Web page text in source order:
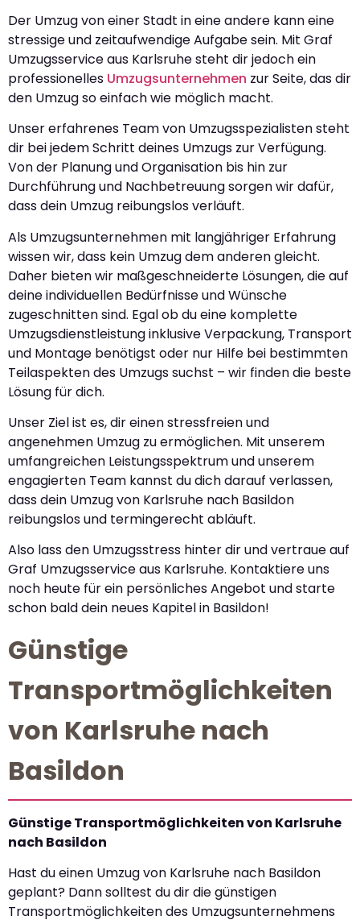
Der Umzug von einer Stadt in eine andere kann eine
stressige und zeitaufwendige Aufgabe sein. Mit Graf
Umzugsservice aus Karlsruhe steht dir jedoch ein
professionelles Umzugsunternehmen zur Seite, das dir
den Umzug so einfach wie möglich macht.
Unser erfahrenes Team von Umzugsspezialisten steht
dir bei jedem Schritt deines Umzugs zur Verfügung.
Von der Planung und Organisation bis hin zur
Durchführung und Nachbetreuung sorgen wir dafür,
dass dein Umzug reibungslos verläuft.
Als Umzugsunternehmen mit langjähriger Erfahrung
wissen wir, dass kein Umzug dem anderen gleicht.
Daher bieten wir maßgeschneiderte Lösungen, die auf
deine individuellen Bedürfnisse und Wünsche
zugeschnitten sind. Egal ob du eine komplette
Umzugsdienstleistung inklusive Verpackung, Transport
und Montage benötigst oder nur Hilfe bei bestimmten
Teilaspekten des Umzugs suchst – wir finden die beste
Lösung für dich.
Unser Ziel ist es, dir einen stressfreien und
angenehmen Umzug zu ermöglichen. Mit unserem
umfangreichen Leistungsspektrum und unserem
engagierten Team kannst du dich darauf verlassen,
dass dein Umzug von Karlsruhe nach Basildon
reibungslos und termingerecht abläuft.
Also lass den Umzugsstress hinter dir und vertraue auf
Graf Umzugsservice aus Karlsruhe. Kontaktiere uns
noch heute für ein persönliches Angebot und starte
schon bald dein neues Kapitel in Basildon!
Günstige
Transportmöglichkeiten
von Karlsruhe nach
Basildon
Günstige Transportmöglichkeiten von Karlsruhe
nach Basildon
Hast du einen Umzug von Karlsruhe nach Basildon
geplant? Dann solltest du dir die günstigen
Transportmöglichkeiten des Umzugsunternehmens